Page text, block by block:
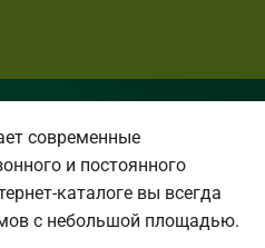
современные
и постоянного
каталоге вы всегда
с небольшой площадью.